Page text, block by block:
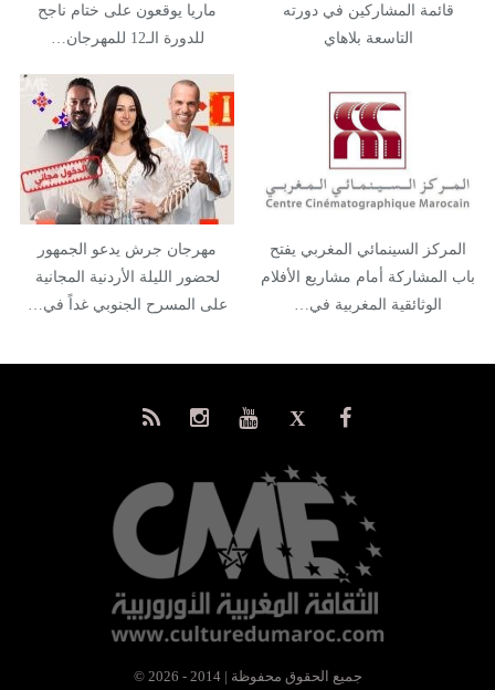
قائمة المشاركين في دورته
التاسعة بلاهاي
ماريا يوقعون على ختام ناجح
للدورة الـ12 للمهرجان…
المركز السينمائي المغربي يفتح
باب المشاركة أمام مشاريع الأفلام
الوثائقية المغربية في…
مهرجان جرش يدعو الجمهور
لحضور الليلة الأردنية المجانية
على المسرح الجنوبي غداً في…
© جميع الحقوق محفوظة | 2014 - 2026